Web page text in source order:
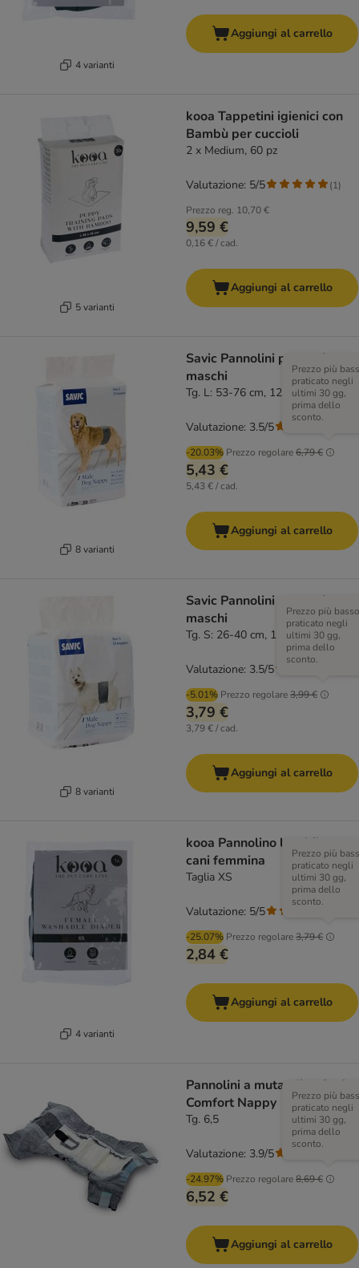
4 varianti
Aggiungi al carrello
5 varianti
kooa Tappetini igienici con
Bambù per cuccioli
2 x Medium, 60 pz
Prezzo reg. 10,70 €
9,59 €
0,16 € / cad.
Valutazione: 5/5 (1)
Aggiungi al carrello
8 varianti
Savic Pannolini per cani
maschi
Tg. L: 53-76 cm, 12 pz.
-20.03% Prezzo regolare6,79 €
Prezzo più
praticato negli
ultimi 30 gg,
prima dello
sconto.
5,43 €
5,43 € / cad.
Valutazione: 3.5/5
Aggiungi al carrello
8 varianti
Savic Pannolini per cani
maschi
Tg. S: 26-40 cm, 12 pz.
-5.01% Prezzo regolare3,99 €
Prezzo più basso
praticato negli
ultimi 30 gg,
prima dello
sconto.
3,79 €
3,79 € / cad.
Valutazione: 3.5/5
Aggiungi al carrello
4 varianti
kooa Pannolino lavabile per
cani femmina
Taglia XS
-25.07% Prezzo regolare3,79 €
Prezzo più
praticato negli
ultimi 30 gg,
prima dello
sconto.
2,84 €
Valutazione: 5/5
Aggiungi al carrello
Pannolini a mutandina Savic
Comfort Nappy
Tg. 6,5
-24.97% Prezzo regolare8,69 €
Prezzo più
praticato negli
ultimi 30 gg,
prima dello
sconto.
6,52 €
Valutazione: 3.9/5
Aggiungi al carrello